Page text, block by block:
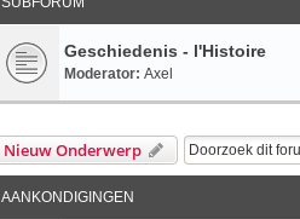
Geschiedenis - l'Histoire
Moderator: Axel
Nieuw Onderwerp
AANKONDIGINGEN